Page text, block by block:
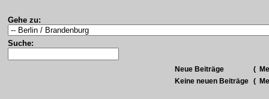
Gehe zu:
Suche:
Neue Beiträge (
Keine neuen Beiträge
(